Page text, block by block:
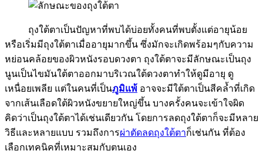
ถุงใต้ตาเป็นปัญหาที่พบได้บ่อยทั้งคนที่พบตั้งแต่อายุน้อย
หรือเริ่มมีถุงใต้ตาเมื่ออายุมากขึ้น ซึ่งมักจะเกิดพร้อมๆกับความ
หย่อนคล้อยของผิวหนังรอบดวงตา ถุงใต้ตาจะมีลักษณะเป็นถุง
นูนเป็นไขมันใต้ตาออกมาบริเวณใต้ดวงตาทำให้ดูมีอายุ ดู
เหนื่อยเพลีย แต่ในคนที่เป็นภูมิแพ้ อาจจะมีใต้ตาเป็นสีคล้ำที่เกิด
จากเส้นเลือดใต้ผิวหนังขยายใหญ่ขึ้น บางครั้งคนจะเข้าใจผิด
คิดว่าเป็นถุงใต้ตาได้เช่นเดียวกัน โดยการลดถุงใต้ตาก็จะมีหลาย
วิธีและหลายแบบ รวมถึงการผ่าตัดลดถุงใต้ตาก็เช่นกัน ที่ต้อง
เลือกเทคนิคที่เหมาะสมกับตนเอง